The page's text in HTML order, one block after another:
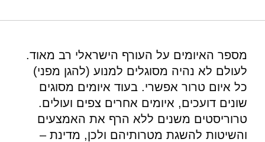
https://doi.org/10.82514/establishment-rd-anti-terror-warfare-
mechanism
מספר האיומים על העורף הישראלי רב מאוד.
לעולם לא נהיה מסוגלים למנוע (להגן מפני)
כל איום טרור אפשרי. בעוד איומים מסוגים
שונים דועכים, איומים אחרים צפים ועולים.
טרוריסטים משנים ללא הרף את האמצעים
והשיטות להשגת מטרותיהם ולכן, מדינת –